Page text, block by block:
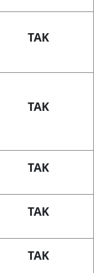
TAK
TAK
TAK
TAK
TAK